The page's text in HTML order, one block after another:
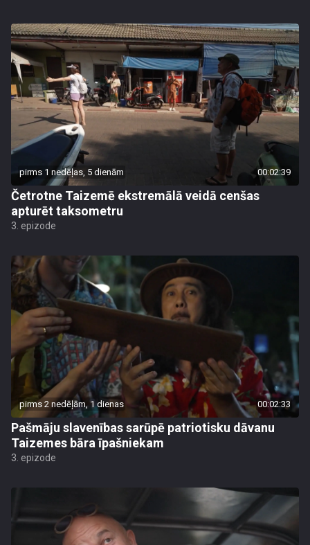
pirms 1 nedēļas, 5 dienām 00:02:39
Četrotne Taizemē ekstremālā veidā cenšas
apturēt taksometru
3. epizode
pirms 2 nedēļām, 1 dienas 00:02:33
Pašmāju slavenības sarūpē patriotisku dāvanu
Taizemes bāra īpašniekam
3. epizode